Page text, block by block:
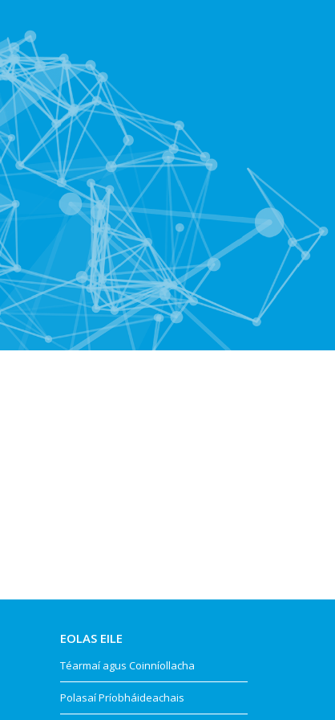
EOLAS EILE
Téarmaí agus Coinníollacha
Polasaí Príobháideachais